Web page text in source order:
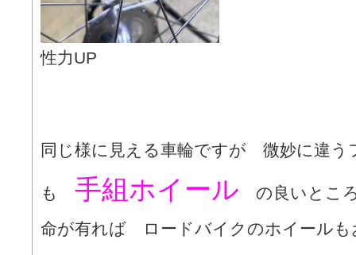
性力UP
同じ様に見える車輪ですが 微妙に違う
も 手組ホイール の良いとこ
命が有れば ロードバイクのホイールも